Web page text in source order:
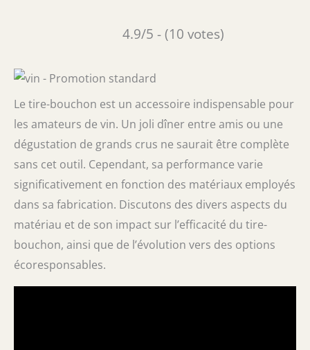
4.9/5 - (10 votes)
Le tire-bouchon est un accessoire indispensable pour
les amateurs de vin. Un joli dîner entre amis ou une
dégustation de grands crus ne saurait être complète
sans cet outil. Cependant, sa performance varie
significativement en fonction des matériaux employés
dans sa fabrication. Discutons des divers aspects du
matériau et de son impact sur l’efficacité du tire-
bouchon, ainsi que de l’évolution vers des options
écoresponsables.